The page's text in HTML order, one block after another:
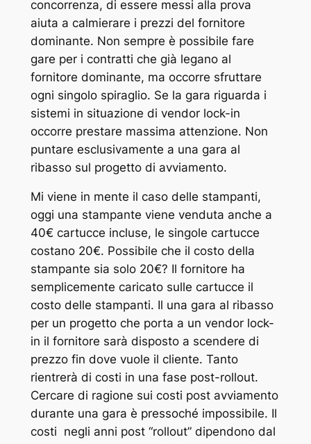
concorrenza, di essere messi alla prova
aiuta a calmierare i prezzi del fornitore
dominante. Non sempre è possibile fare
gare per i contratti che già legano al
fornitore dominante, ma occorre sfruttare
ogni singolo spiraglio. Se la gara riguarda i
sistemi in situazione di vendor lock-in
occorre prestare massima attenzione. Non
puntare esclusivamente a una gara al
ribasso sul progetto di avviamento.
Mi viene in mente il caso delle stampanti,
oggi una stampante viene venduta anche a
40€ cartucce incluse, le singole cartucce
costano 20€. Possibile che il costo della
stampante sia solo 20€? Il fornitore ha
semplicemente caricato sulle cartucce il
costo delle stampanti. Il una gara al ribasso
per un progetto che porta a un vendor lock-
in il fornitore sarà disposto a scendere di
prezzo fin dove vuole il cliente. Tanto
rientrerà di costi in una fase post-rollout.
Cercare di ragione sui costi post avviamento
durante una gara è pressoché impossibile. Il
costi negli anni post “rollout” dipendono dal